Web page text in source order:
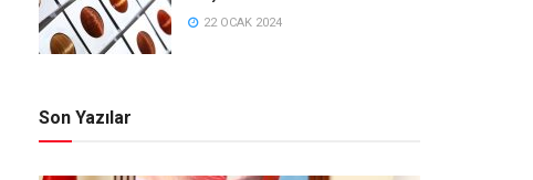
22 OCAK 2024
Son Yazılar